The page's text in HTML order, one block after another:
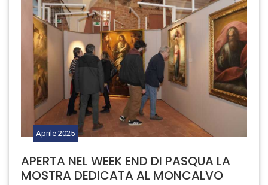
Aprile 2025
APERTA NEL WEEK END DI PASQUA LA
MOSTRA DEDICATA AL MONCALVO